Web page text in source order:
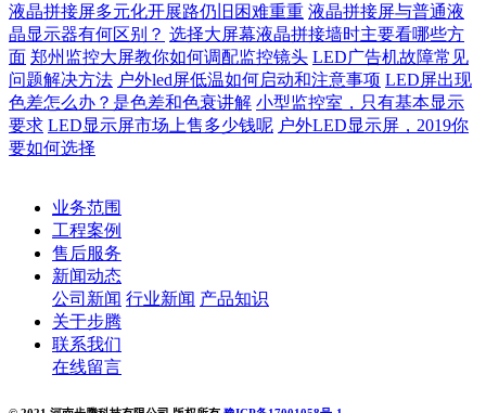
液晶拼接屏多元化开展路仍旧困难重重 液晶拼接屏与普通液
晶显示器有何区别？ 选择大屏幕液晶拼接墙时主要看哪些方
面 郑州监控大屏教你如何调配监控镜头 LED广告机故障常见
问题解决方法 户外led屏低温如何启动和注意事项 LED屏出现
色差怎么办？是色差和色衰讲解 小型监控室，只有基本显示
要求 LED显示屏市场上售多少钱呢 户外LED显示屏，2019你
要如何选择
业务范围
工程案例
售后服务
新闻动态
公司新闻 行业新闻 产品知识
关于步腾
联系我们
在线留言